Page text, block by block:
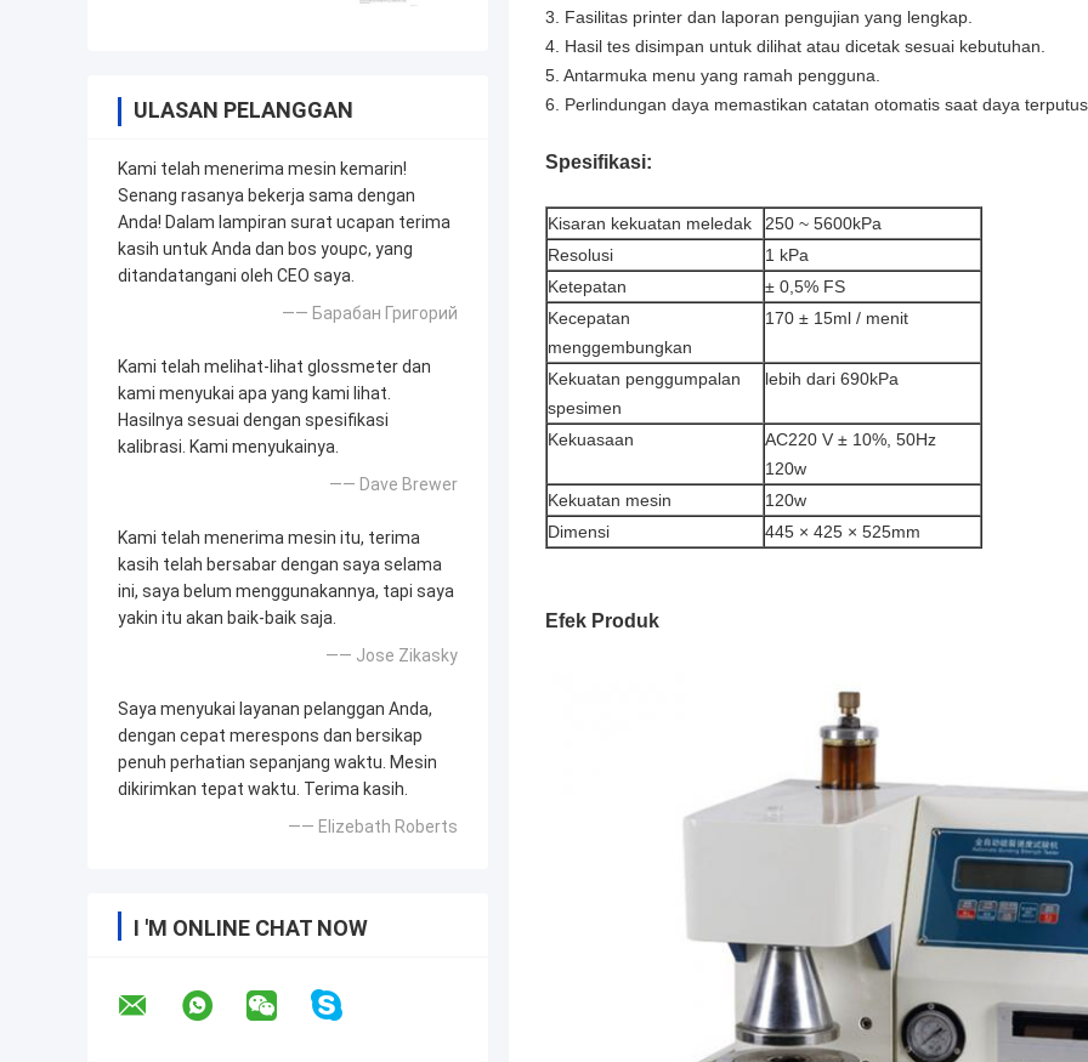
ULASAN PELANGGAN
Kami telah menerima mesin kemarin!
Senang rasanya bekerja sama dengan
Anda! Dalam lampiran surat ucapan terima
kasih untuk Anda dan bos youpc, yang
ditandatangani oleh CEO saya.
—— Барабан Григорий
Kami telah melihat-lihat glossmeter dan
kami menyukai apa yang kami lihat.
Hasilnya sesuai dengan spesifikasi
kalibrasi. Kami menyukainya.
—— Dave Brewer
Kami telah menerima mesin itu, terima
kasih telah bersabar dengan saya selama
ini, saya belum menggunakannya, tapi saya
yakin itu akan baik-baik saja.
—— Jose Zikasky
Saya menyukai layanan pelanggan Anda,
dengan cepat merespons dan bersikap
penuh perhatian sepanjang waktu. Mesin
dikirimkan tepat waktu. Terima kasih.
—— Elizebath Roberts
I 'M ONLINE CHAT NOW
3. Fasilitas printer dan laporan pengujian yang lengkap.
4. Hasil tes disimpan untuk dilihat atau dicetak sesuai kebutuhan.
5. Antarmuka menu yang ramah pengguna.
6. Perlindungan daya memastikan catatan otomatis saat daya
Spesifikasi:
Kisaran kekuatan meledak
250 ~ 5600kPa
Resolusi
1 kPa
Ketepatan
± 0,5% FS
Kecepatan
menggembungkan
170 ± 15ml / menit
Kekuatan penggumpalan
spesimen
lebih dari 690kPa
Kekuasaan
AC220 V ± 10%, 50Hz
120w
Kekuatan mesin
120w
Dimensi
445 × 425 × 525mm
Efek Produk